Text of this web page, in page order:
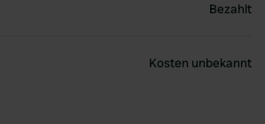
Bezahlt
Kosten unbekannt